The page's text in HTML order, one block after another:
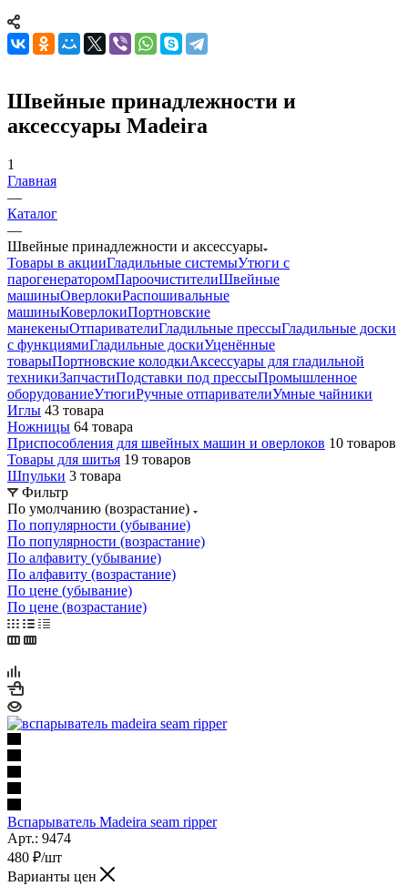
Швейные принадлежности и
аксессуары Madeira
1
Главная
—
Каталог
—
Швейные принадлежности и аксессуары
Товары в акцииГладильные системыУтюги с
парогенераторомПароочистителиШвейные
машиныОверлокиРаспошивальные
машиныКоверлокиПортновские
манекеныОтпаривателиГладильные прессыГладильные доски
с функциямиГладильные доскиУценённые
товарыПортновские колодкиАксессуары для гладильной
техникиЗапчастиПодставки под прессыПромышленное
оборудованиеУтюгиРучные отпаривателиУмные чайники
Иглы 43 товара
Ножницы 64 товара
Приспособления для швейных машин и оверлоков 10 товаров
Товары для шитья 19 товаров
Шпульки 3 товара
Фильтр
По умолчанию (возрастание)
По популярности (убывание)
По популярности (возрастание)
По алфавиту (убывание)
По алфавиту (возрастание)
По цене (убывание)
По цене (возрастание)
Вспарыватель Madeira seam ripper
Арт.: 9474
480 ₽/шт
Варианты цен